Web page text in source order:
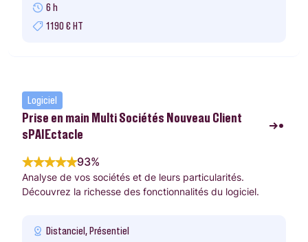
6 h
1190 € HT
Logiciel
Prise en main Multi Sociétés Nouveau Client
sPAIEctacle
93%
Analyse de vos sociétés et de leurs particularités.
Découvrez la richesse des fonctionnalités du logiciel.
Distanciel, Présentiel